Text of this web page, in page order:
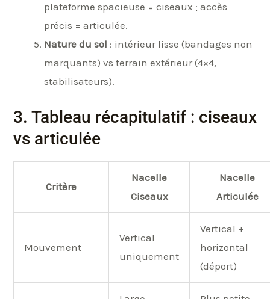
plateforme spacieuse = ciseaux ; accès
précis = articulée.
Nature du sol : intérieur lisse (bandages non
marquants) vs terrain extérieur (4×4,
stabilisateurs).
3. Tableau récapitulatif : ciseaux
vs articulée
Critère
Nacelle
Ciseaux
Nacelle
Articulée
Mouvement
Vertical
uniquement
Vertical +
horizontal
(déport)